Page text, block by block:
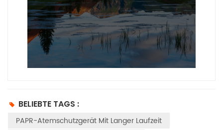
--------------占位---------------
BELIEBTE TAGS :
PAPR-Atemschutzgerät Mit Langer Laufzeit